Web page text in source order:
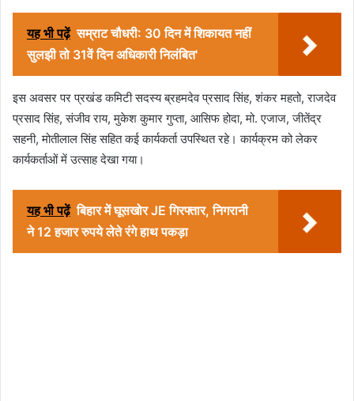
यह भी पढ़ें सम्राट चौधरी: 30 दिन में शिकायत नहीं
सुलझी तो 31वें दिन अधिकारी निलंबित'
इस अवसर पर प्रखंड कमिटी सदस्य ब्रहमदेव प्रसाद सिंह, शंकर महतो, राजदेव
प्रसाद सिंह, संजीव राय, मुकेश कुमार गुप्ता, आसिफ होदा, मो. एजाज, जीतेंद्र
सहनी, मोतीलाल सिंह सहित कई कार्यकर्ता उपस्थित रहे। कार्यक्रम को लेकर
कार्यकर्ताओं में उत्साह देखा गया।
यह भी पढ़ें बिहार में घूसखोर JE गिरफ्तार, निगरानी
ने 12 हजार रुपये लेते रंगे हाथ पकड़ा